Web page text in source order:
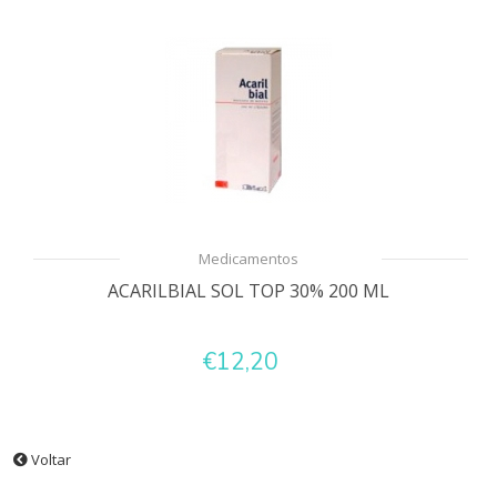
Medicamentos
ACARILBIAL SOL TOP 30% 200 ML
€12,20
Voltar